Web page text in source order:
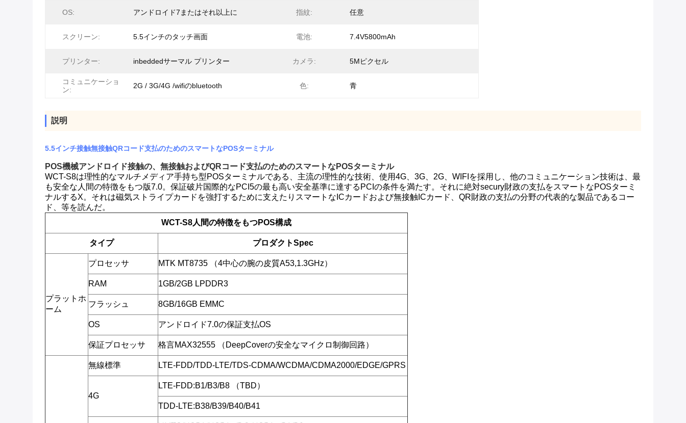
OS: アンドロイド7またはそれ以上に 指紋: 任意
スクリーン: 5.5インチのタッチ画面 電池: 7.4V5800mAh
プリンター: inbeddedサーマル プリンター カメラ: 5Mピクセル
コミュニケーショ
ン:
2G / 3G/4G /wifiのbluetooth 色: 青
説明
5.5インチ接触無接触QRコード支払のためのスマートなPOSターミナル
POS機械アンドロイド接触の、無接触およびQRコード支払のためのスマートなPOSターミナル
WCT-S8は理性的なマルチメディア手持ち型POSターミナルである、主流の理性的な技術、使用4G、3G、2G、WIFIを採用し、他のコミュニケーション技術は、最
も安全な人間の特徴をもつ版7.0。保証破片国際的なPCI5の最も高い安全基準に達するPCIの条件を満たす。それに絶対secury財政の支払をスマートなPOSターミ
ナルするX。それは磁気ストライプカードを強打するために支えたりスマートなICカードおよび無接触ICカード、QR財政の支払の分野の代表的な製品であるコー
ド、等を読んだ。
WCT-S8人間の特徴をもつPOS構成
タイプ プロダクトSpec
プラットホ
ーム
プロセッサ MTK MT8735 （4中心の腕の皮質A53,1.3GHz）
RAM 1GB/2GB LPDDR3
フラッシュ 8GB/16GB EMMC
OS アンドロイド7.0の保証支払OS
保証プロセッサ 格言MAX32555 （DeepCoverの安全なマイクロ制御回路）
無線標準 LTE-FDD/TDD-LTE/TDS-CDMA/WCDMA/CDMA2000/EDGE/GPRS
4G
LTE-FDD:B1/B3/B8 （TBD）
TDD-LTE:B38/B39/B40/B41